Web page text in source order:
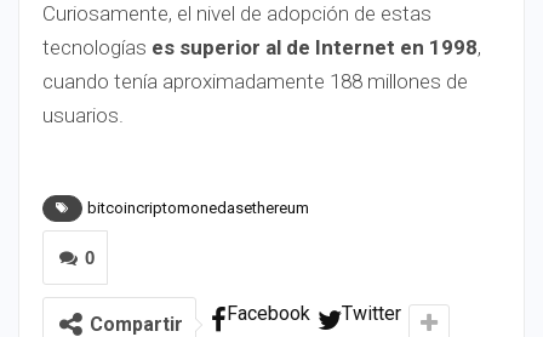
Curiosamente, el nivel de adopción de estas
tecnologías es superior al de Internet en 1998,
cuando tenía aproximadamente 188 millones de
usuarios.
bitcoincriptomonedasethereum
0
Compartir Facebook Twitter